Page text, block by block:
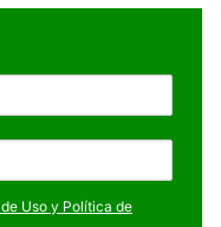
Uso y Política de